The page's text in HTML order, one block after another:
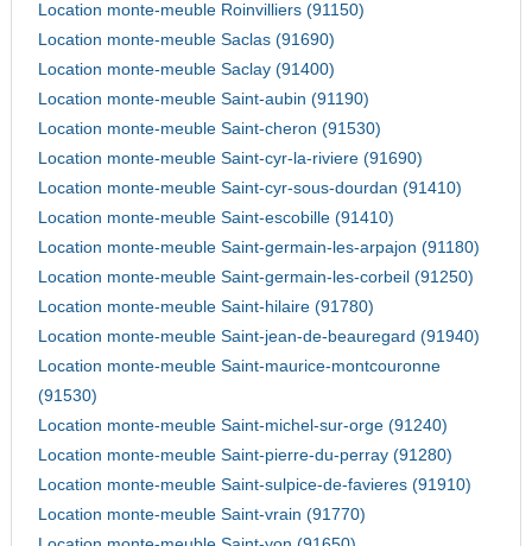
Location monte-meuble Roinvilliers (91150)
Location monte-meuble Saclas (91690)
Location monte-meuble Saclay (91400)
Location monte-meuble Saint-aubin (91190)
Location monte-meuble Saint-cheron (91530)
Location monte-meuble Saint-cyr-la-riviere (91690)
Location monte-meuble Saint-cyr-sous-dourdan (91410)
Location monte-meuble Saint-escobille (91410)
Location monte-meuble Saint-germain-les-arpajon (91180)
Location monte-meuble Saint-germain-les-corbeil (91250)
Location monte-meuble Saint-hilaire (91780)
Location monte-meuble Saint-jean-de-beauregard (91940)
Location monte-meuble Saint-maurice-montcouronne
(91530)
Location monte-meuble Saint-michel-sur-orge (91240)
Location monte-meuble Saint-pierre-du-perray (91280)
Location monte-meuble Saint-sulpice-de-favieres (91910)
Location monte-meuble Saint-vrain (91770)